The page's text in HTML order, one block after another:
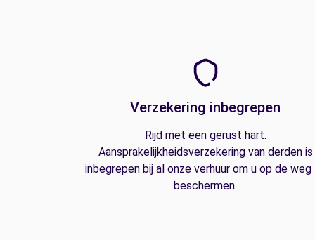
Verzekering inbegrepen
Rijd met een gerust hart.
Aansprakelijkheidsverzekering van derden is
inbegrepen bij al onze verhuur om u op de
beschermen.